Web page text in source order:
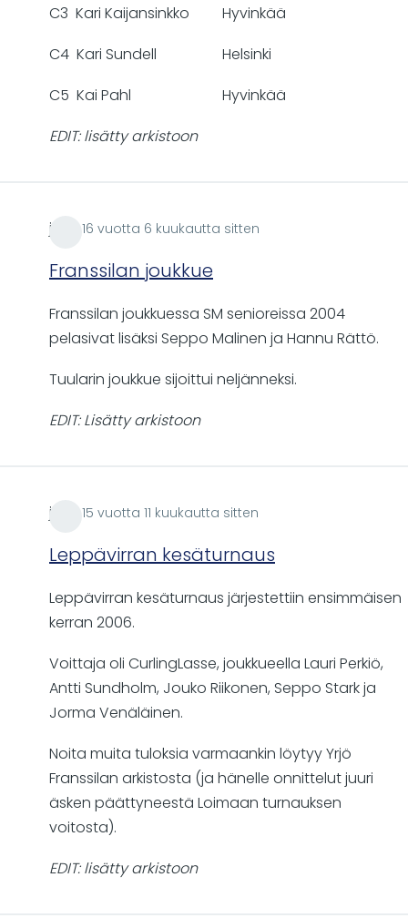
C3 Kari Kaijansinkko Hyvinkää
C4 Kari Sundell Helsinki
C5 Kai Pahl Hyvinkää
EDIT: lisätty arkistoon
jrii 16 vuotta 6 kuukautta sitten
Franssilan joukkue
Franssilan joukkuessa SM senioreissa 2004
pelasivat lisäksi Seppo Malinen ja Hannu Rättö.
Tuularin joukkue sijoittui neljänneksi.
EDIT: Lisätty arkistoon
jrii 15 vuotta 11 kuukautta sitten
Leppävirran kesäturnaus
Leppävirran kesäturnaus järjestettiin ensimmäisen
kerran 2006.
Voittaja oli CurlingLasse, joukkueella Lauri Perkiö,
Antti Sundholm, Jouko Riikonen, Seppo Stark ja
Jorma Venäläinen.
Noita muita tuloksia varmaankin löytyy Yrjö
Franssilan arkistosta (ja hänelle onnittelut juuri
äsken päättyneestä Loimaan turnauksen
voitosta).
EDIT: lisätty arkistoon